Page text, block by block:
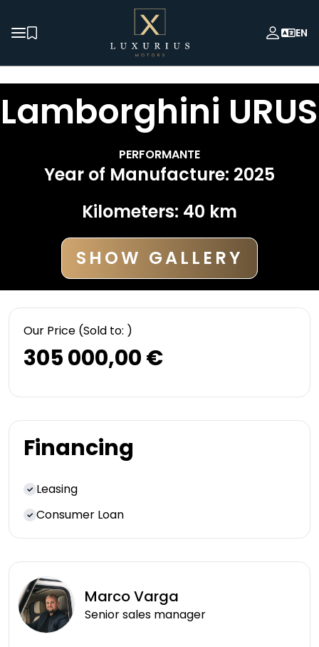
EN
Lamborghini URUS
PERFORMANTE
Year of Manufacture: 2025
Kilometers: 40 km
SHOW GALLERY
Our Price (Sold to: )
305 000,00 €
Financing
Leasing
Consumer Loan
MarcoVarga
Senior sales manager